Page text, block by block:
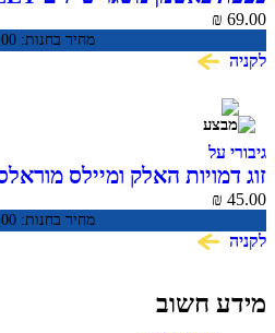
מחיר בחנות:
₪ 69.00
לקניה
גיבורי על
His Amazing Friends
מחיר בחנות:
₪ 45.00
לקניה
מידע חשוב